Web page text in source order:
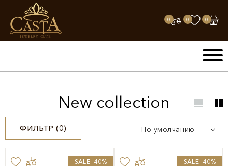
0 0 0
New collection
ФИЛЬТР (0) По умолчанию
SALE -40% SALE -40%